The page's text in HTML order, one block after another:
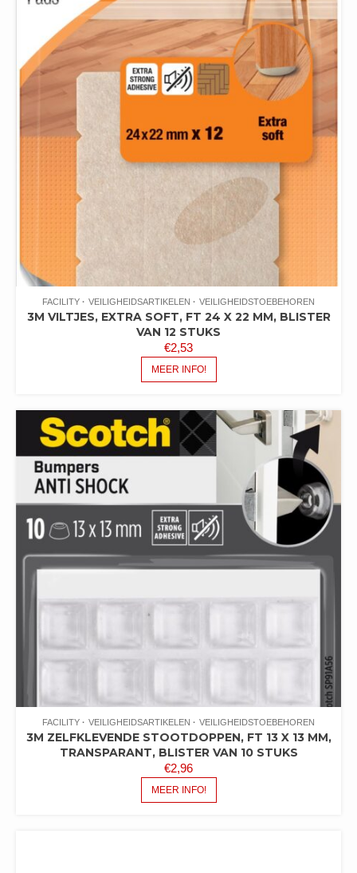
FACILITY VEILIGHEIDSARTIKELEN VEILIGHEIDSTOEBEHOREN
3M VILTJES, EXTRA SOFT, FT 24 X 22 MM, BLISTER
VAN 12 STUKS
€2,53
MEER INFO!
FACILITY VEILIGHEIDSARTIKELEN VEILIGHEIDSTOEBEHOREN
3M ZELFKLEVENDE STOOTDOPPEN, FT 13 X 13 MM,
TRANSPARANT, BLISTER VAN 10 STUKS
€2,96
MEER INFO!